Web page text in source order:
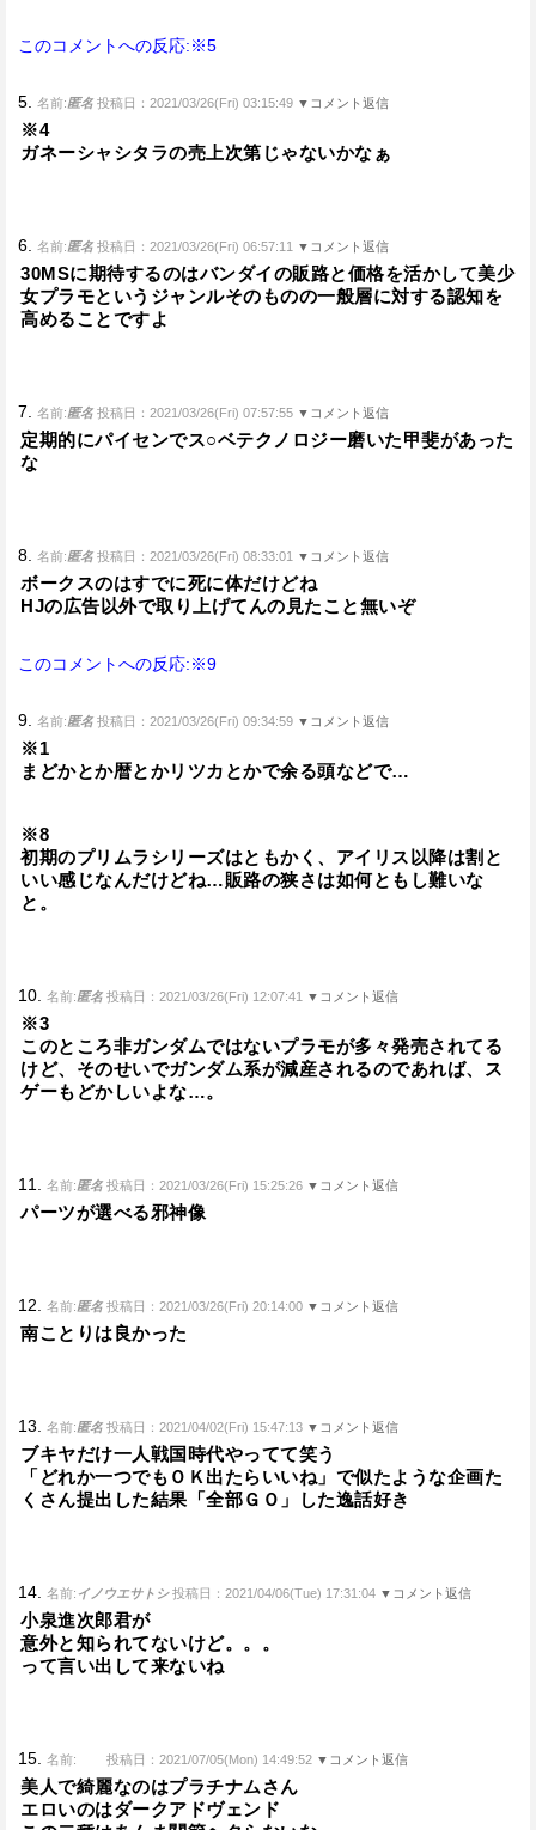
このコメントへの反応:※5
5. 名前:匿名 投稿日：2021/03/26(Fri) 03:15:49 ▼コメント返信
※4
ガネーシャシタラの売上次第じゃないかなぁ
6. 名前:匿名 投稿日：2021/03/26(Fri) 06:57:11 ▼コメント返信
30MSに期待するのはバンダイの販路と価格を活かして美少
女プラモというジャンルそのものの一般層に対する認知を
高めることですよ
7. 名前:匿名 投稿日：2021/03/26(Fri) 07:57:55 ▼コメント返信
定期的にパイセンでス○ベテクノロジー磨いた甲斐があった
な
8. 名前:匿名 投稿日：2021/03/26(Fri) 08:33:01 ▼コメント返信
ボークスのはすでに死に体だけどね
HJの広告以外で取り上げてんの見たこと無いぞ
このコメントへの反応:※9
9. 名前:匿名 投稿日：2021/03/26(Fri) 09:34:59 ▼コメント返信
※1
まどかとか暦とかリツカとかで余る頭などで…
※8
初期のプリムラシリーズはともかく、アイリス以降は割と
いい感じなんだけどね…販路の狭さは如何ともし難いな
と。
10. 名前:匿名 投稿日：2021/03/26(Fri) 12:07:41 ▼コメント返信
※3
このところ非ガンダムではないプラモが多々発売されてる
けど、そのせいでガンダム系が減産されるのであれば、ス
ゲーもどかしいよな…。
11. 名前:匿名 投稿日：2021/03/26(Fri) 15:25:26 ▼コメント返信
パーツが選べる邪神像
12. 名前:匿名 投稿日：2021/03/26(Fri) 20:14:00 ▼コメント返信
南ことりは良かった
13. 名前:匿名 投稿日：2021/04/02(Fri) 15:47:13 ▼コメント返信
ブキヤだけ一人戦国時代やってて笑う
「どれか一つでもＯＫ出たらいいね」で似たような企画た
くさん提出した結果「全部ＧＯ」した逸話好き
14. 名前: イノウエサトシ 投稿日：2021/04/06(Tue) 17:31:04 ▼コメント返信
小泉進次郎君が
意外と知られてないけど。。。
って言い出して来ないね
15. 名前: 投稿日：2021/07/05(Mon) 14:49:52 ▼コメント返信
美人で綺麗なのはプラチナムさん
エロいのはダークアドヴェンド